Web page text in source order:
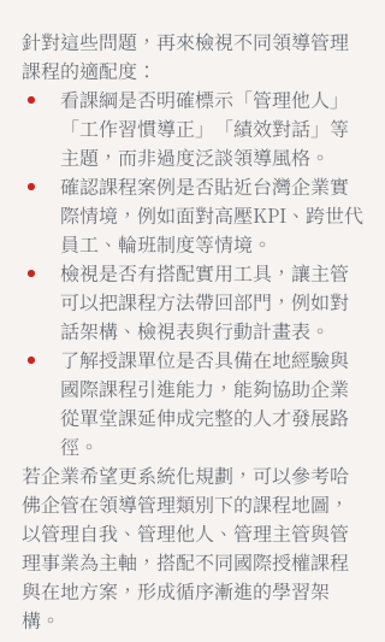
針對這些問題，再來檢視不同領導管理
課程的適配度：
看課綱是否明確標示「管理他人」
「工作習慣導正」「績效對話」等
主題，而非過度泛談領導風格。
確認課程案例是否貼近台灣企業實
際情境，例如面對高壓KPI、跨世代
員工、輪班制度等情境。
檢視是否有搭配實用工具，讓主管
可以把課程方法帶回部門，例如對
話架構、檢視表與行動計畫表。
了解授課單位是否具備在地經驗與
國際課程引進能力，能夠協助企業
從單堂課延伸成完整的人才發展路
徑。
若企業希望更系統化規劃，可以參考哈
佛企管在領導管理類別下的課程地圖，
以管理自我、管理他人、管理主管與管
理事業為主軸，搭配不同國際授權課程
與在地方案，形成循序漸進的學習架
構。